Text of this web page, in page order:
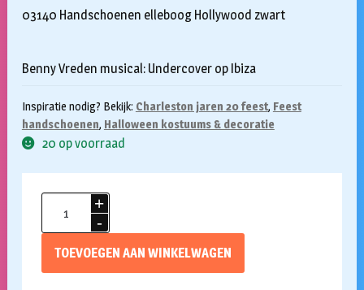
03140 Handschoenen elleboog Hollywood zwart
Benny Vreden musical: Undercover op Ibiza
Inspiratie nodig? Bekijk: Charleston jaren 20 feest, Feest
handschoenen, Halloween kostuums & decoratie
20 op voorraad
handschoenen
TOEVOEGEN AAN WINKELWAGEN